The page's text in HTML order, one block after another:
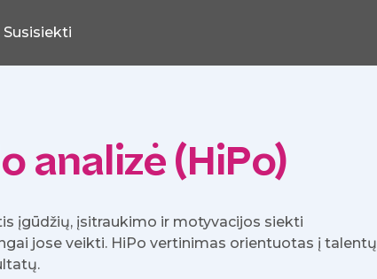
Susisiekti
analizė (HiPo)
įgūdžių, įsitraukimo ir motyvacijos siekti
jose veikti. HiPo vertinimas orientuotas į talentų